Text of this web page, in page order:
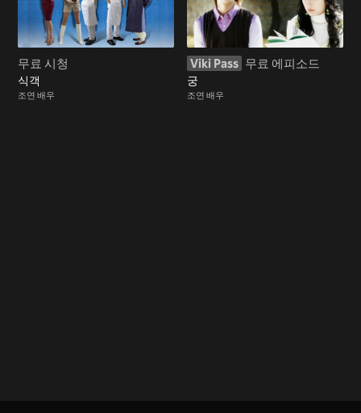
무료 시청
식객
조연 배우
Viki Pass 무료 에피소드
궁
조연 배우